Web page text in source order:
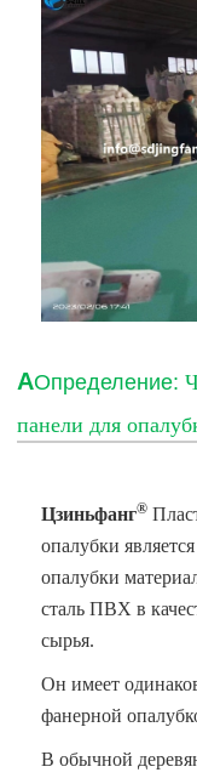
АОпределение:
панели для
Цзиньфанг®
опалубки
опалубки
сталь ПВХ в
сырья.
Он имеет
фанерной
В обычной